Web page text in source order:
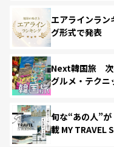
エアラインラ
グ形式で発表
Next韓国旅 次
グルメ・テクニ
旬な“あの人”
載 MY TRAVEL